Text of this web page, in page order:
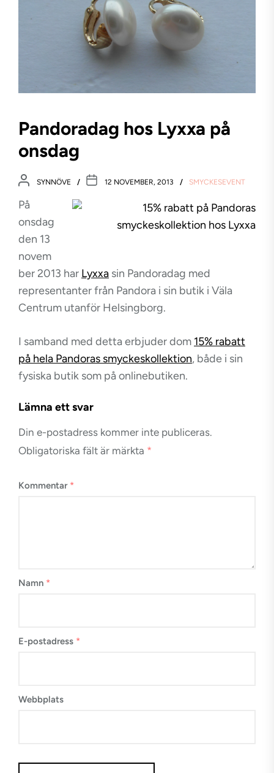
Pandoradag hos Lyxxa på
onsdag
SYNNÖVE 12 NOVEMBER, 2013 SMYCKESEVENT
På
onsdag
den 13
novem
ber 2013 har Lyxxa sin Pandoradag med
representanter från Pandora i sin butik i Väla
Centrum utanför Helsingborg.
I samband med detta erbjuder dom 15% rabatt
på hela Pandoras smyckeskollektion, både i sin
fysiska butik som på onlinebutiken.
Lämna ett svar
Din e-postadress kommer inte publiceras.
Obligatoriska fält är märkta *
Kommentar *
Namn *
E-postadress *
Webbplats